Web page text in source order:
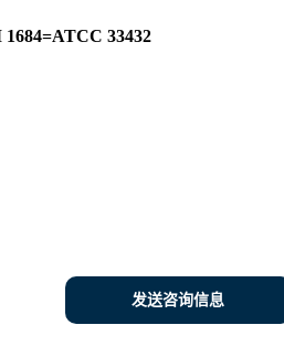
33432
发送咨询信息